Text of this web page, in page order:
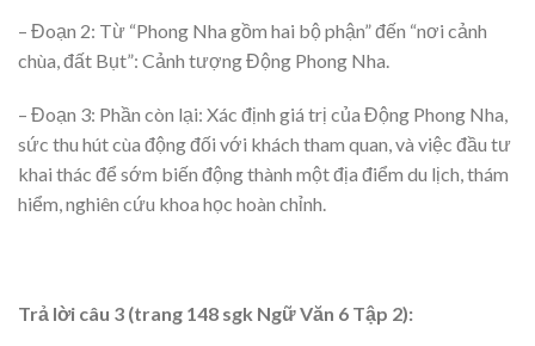
– Đoạn 2: Từ “Phong Nha gồm hai bộ phận” đến “nơi cảnh
chùa, đất Bụt”: Cảnh tượng Động Phong Nha.
– Đoạn 3: Phần còn lại: Xác định giá trị của Động Phong Nha,
sức thu hút cùa động đối với khách tham quan, và việc đầu tư
khai thác để sớm biến động thành một địa điểm du lịch, thám
hiểm, nghiên cứu khoa học hoàn chỉnh.
Trả lời câu 3 (trang 148 sgk Ngữ Văn 6 Tập 2):